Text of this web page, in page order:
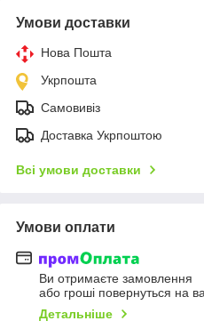
Умови доставки
Нова Пошта
Укрпошта
Самовивіз
Доставка Укрпоштою
Всі умови доставки
Умови оплати
Ви отримаєте замовлення
або гроші повернуться на
Детальніше